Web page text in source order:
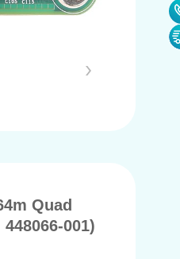
Quad
001)